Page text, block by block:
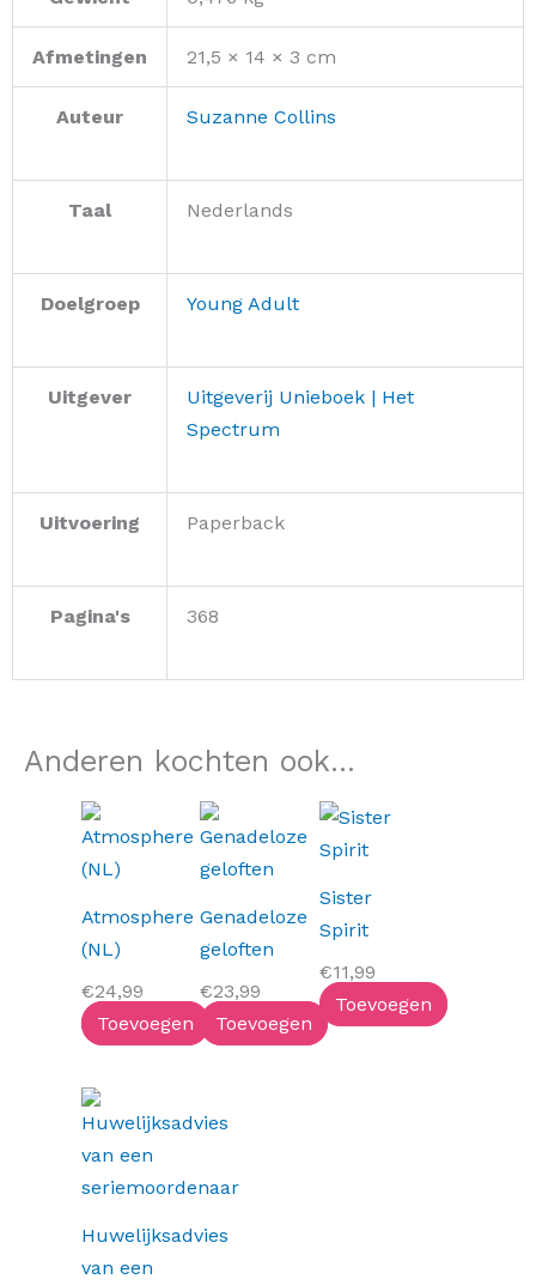
Afmetingen 21,5 × 14 × 3 cm
Auteur Suzanne Collins
Taal Nederlands
Doelgroep Young Adult
Uitgever
Uitgeverij Unieboek | Het
Spectrum
Uitvoering Paperback
Pagina's 368
Anderen kochten ook...
Atmosphere
(NL)
€24,99
Toevoegen
Genadeloze
geloften
€23,99
Toevoegen
Sister
Spirit
€11,99
Toevoegen
Huwelijksadvies
van een